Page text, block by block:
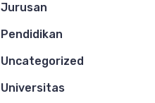
Jurusan
Pendidikan
Uncategorized
Universitas